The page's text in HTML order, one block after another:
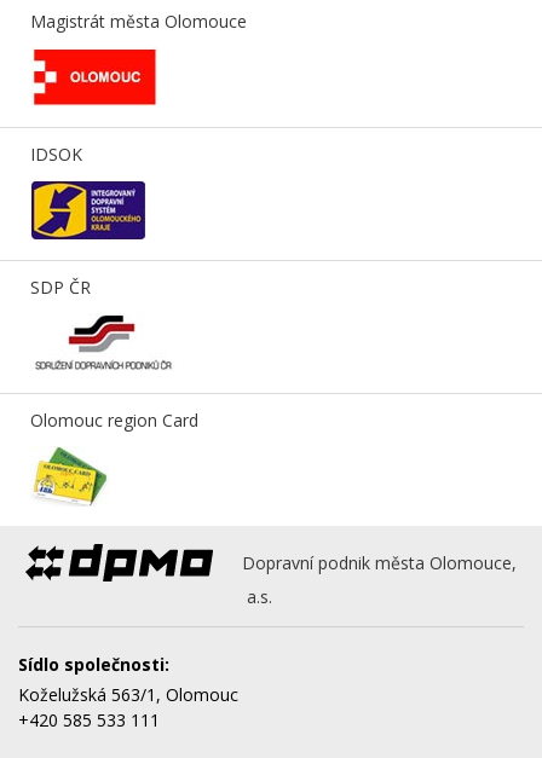
Magistrát města Olomouce
IDSOK
SDP ČR
Olomouc region Card
Dopravní podnik města Olomouce,
a.s.
Sídlo společnosti:
Koželužská 563/1, Olomouc
+420 585 533 111